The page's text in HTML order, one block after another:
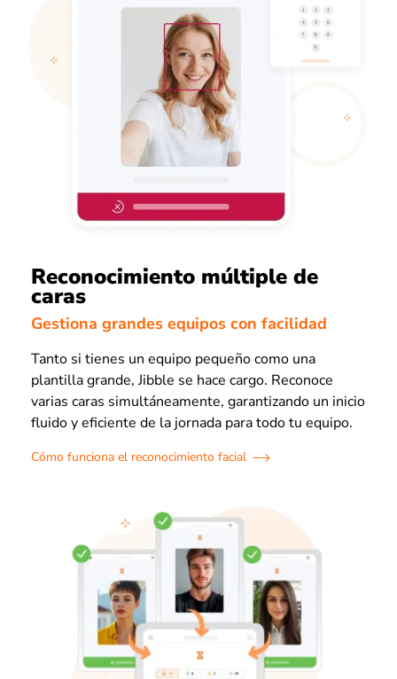
Reconocimiento múltiple de
caras
Gestiona grandes equipos con facilidad
Tanto si tienes un equipo pequeño como una
plantilla grande, Jibble se hace cargo. Reconoce
varias caras simultáneamente, garantizando un inicio
fluido y eficiente de la jornada para todo tu equipo.
Cómo funciona el reconocimiento facial